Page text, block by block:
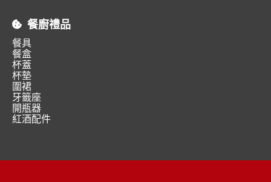
餐廚禮品
餐具
餐盒
杯蓋
杯墊
圍裙
牙籤座
開瓶器
紅酒配件